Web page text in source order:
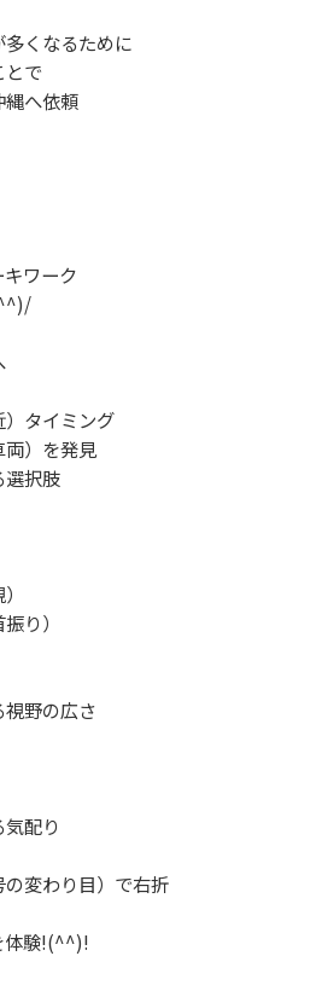
くなるために
とで
縄へ依頼
ワーク
）タイミング
両）を発見
選択肢
り）
野の広さ
配り
変わり目）で右折
体験!(^^)!